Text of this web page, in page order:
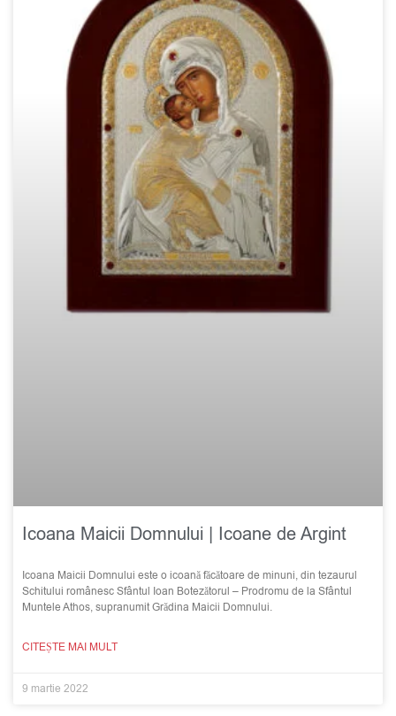
Icoana Maicii Domnului | Icoane de Argint
Icoana Maicii Domnului este o icoană făcătoare de minuni, din tezaurul
Schitului românesc Sfântul Ioan Botezătorul – Prodromu de la Sfântul
Muntele Athos, supranumit Grădina Maicii Domnului.
CITEȘTE MAI MULT
9 martie 2022